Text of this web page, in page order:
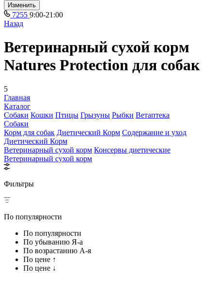
Изменить
7255 9:00-21:00
Назад
Ветеринарный сухой корм
Natures Protection для собак
5
Главная
Каталог
Собаки Кошки Птицы Грызуны Рыбки Ветаптека
Собаки
Корм для собак Диетический Корм Содержание и уход
Диетический Корм
Ветеринарный сухой корм Консервы диетические
Ветеринарный сухой корм
Фильтры
По популярности
По популярности
По убыванию Я-а
По возрастанию А-я
По цене ↑
По цене ↓